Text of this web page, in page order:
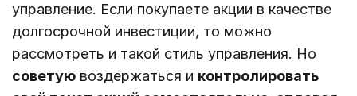
управление. Если покупаете акции в качестве
долгосрочной инвестиции, то можно
рассмотреть и такой стиль управления. Но
советую воздержаться и контролировать